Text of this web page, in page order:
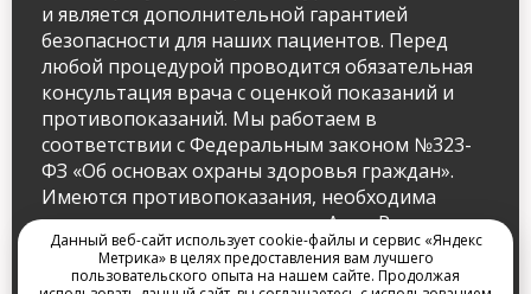
и является дополнительной гарантией
безопасности для наших пациентов. Перед
любой процедурой проводится обязательная
консультация врача с оценкой показаний и
противопоказаний. Мы работаем в
соответствии с Федеральным законом №323-
ФЗ «Об основах охраны здоровья граждан».
Имеются противопоказания, необходима
консультация специалиста. — Анна Резник,
к.м.н., главный врач ARclinic.
Данный веб-сайт использует cookie-файлы и сервис «Яндекс
Метрика» в целях предоставления вам лучшего
пользовательского опыта на нашем сайте. Продолжая